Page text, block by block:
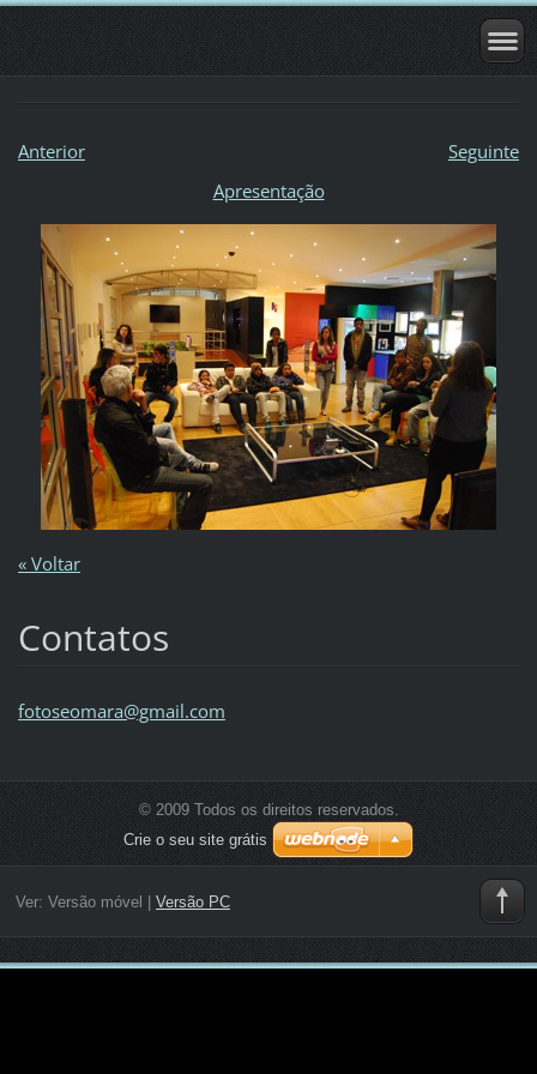
Anterior
Seguinte
Apresentação
« Voltar
Contatos
fotoseomara@gmail.com
© 2009 Todos os direitos reservados.
Crie o seu site grátis
Ver: Versão móvel Versão PC